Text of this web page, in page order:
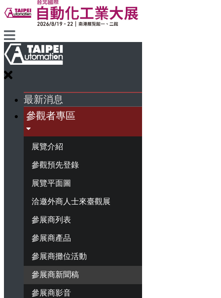
最新消息
參觀者專區
展覽介紹
參觀預先登錄
展覽平面圖
洽邀外商人士來臺觀展
參展商列表
參展商產品
參展商攤位活動
參展商新聞稿
參展商影音